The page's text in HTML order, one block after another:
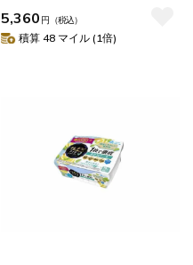
5,360 円 （税込）
積算 48 マイル (1倍)